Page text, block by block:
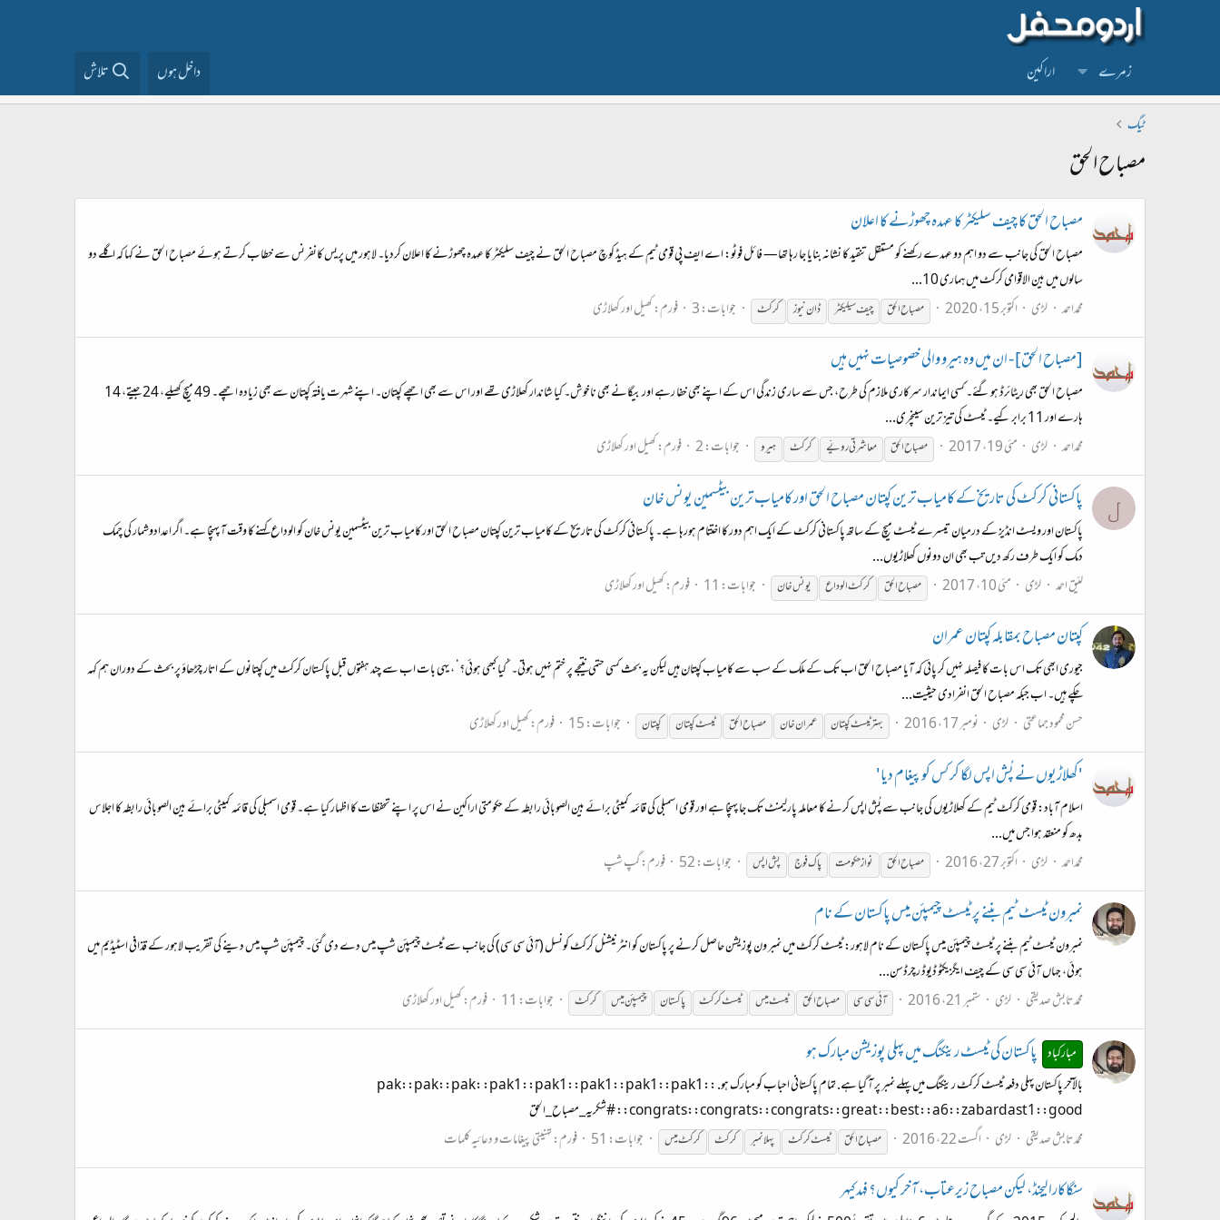
زمرے اراکین داخل ہوں تلاش
ٹیگ
مصباح الحق
مصباح الحق کا چیف سلیکٹر کا عہدہ چھوڑنے کا اعلان
مصباح الحق کی جانب سے دو اہم دو عہدے رکھنے کو مستقل تنقید کا نشانہ بنایا جا رہا تھا— فائل فوٹو: اے ایف پی قومی ٹیم کے ہیڈ کوچ مصباح الحق نے چیف سلیکٹر کا عہدہ چھوڑنے کا اعلان کردیا۔ لاہور میں پریس کانفرنس سے خطاب کرتے ہوئے مصباح الحق نے کہا کہ اگلے دو
سالوں میں بین الاقوامی کرکٹ میں ہماری 10...
محمداحمد لڑی اکتوبر 15، 2020 مصباحالحق چیف سیلیکٹر ڈان نیوز کرکٹ جوابات: 3 فورم:کھیل اور کھلاڑی
[مصباح الحق] - ان میں وہ ہیرو والی خصوصیات نہیں ہیں
مصباح الحق بھی ریٹائرڈ ہو گئے۔ کسی ایماندار سرکاری ملازم کی طرح، جس سے ساری زندگی اس کے اپنے بھی خفا رہے اور بیگانے بھی ناخوش۔ کیا شاندار کھلاڑی تھے اور اس سے بھی اچھے کپتان۔ اپنے شہرت یافتہ کپتان سے بھی زیادہ اچھے۔ 49 میچ کھیلے، 24 جیتے، 14
ہارے اور 11 برابر کیے۔ ٹیسٹ کی تیز ترین سینچری...
محمداحمد لڑی مئی 19، 2017 مصباحالحق معاشرتی رویّے کرکٹ ہیرو جوابات: 2 فورم:کھیل اور کھلاڑی
ل پاکستانی کرکٹ کی تاریخ کے کامیاب ترین کپتان مصباح الحق اور کامیاب ترین بیٹسمین یونس خان
پاکستان اور ویسٹ انڈیز کے درمیان تیسرے ٹیسٹ میچ کے ساتھ پاکستانی کرکٹ کے ایک اہم دور کا اختتام ہورہا ہے۔ پاکستانی کرکٹ کی تاریخ کے کامیاب ترین کپتان مصباح الحق اور کامیاب ترین بیٹسمین یونس خان کو الوداع کہنے کا وقت آ پہنچا ہے۔ اگر اعدادوشمار کی چمک
دمک کو ایک طرف رکھ دیں تب بھی ان دونوں کھلاڑیوں...
لئیق احمد لڑی مئی 10، 2017 مصباحالحق کرکٹ الوداع یونس خان جوابات: 11 فورم:کھیل اور کھلاڑی
کپتان مصباح بمقابلہ کپتان عمران
جیوری ابھی تک اس بات کا فیصلہ نہیں کر پائی کہ آیا مصباح الحق اب تک کے ملک کے سب سے کامیاب کپتان ہیں لیکن یہ بحث کسی حتمی نتیجے پر ختم نہیں ہوتی۔ ’کیا کبھی ہوئی؟‘ ، یہی بات اب سے چند ہفتوں قبل پاکستان کرکٹ میں کپتانوں کے اتار چڑھاؤ پر بحث کے دوران ہم کہہ
چکے ہیں۔ اب جبکہ مصباح الحق انفرادی حیثیت...
حسن محمود جماعتی
لڑی نومبر 17، 2016 بہتر ٹیسٹ کپتان عمران خان مصباحالحق ٹیسٹ کپتان کپتان جوابات: 15 فورم:کھیل اور کھلاڑی
'کھلاڑیوں نے پُش اپس لگا کر کس کو پیغام دیا'
اسلام آباد: قومی کرکٹ ٹیم کے کھلاڑیوں کی جانب سے پُش اپس کرنے کا معاملہ پارلیمنٹ تک جا پہنچا ہے اور قومی اسمبلی کی قائمہ کمیٹی برائے بین الصوبائی رابطہ کے حکومتی اراکین نے اس پر اپنے تحفظات کا اظہار کیا ہے۔ قومی اسمبلی کی قائمہ کمیٹی برائے بین الصوبائی رابطہ کا اجلاس
بدھ کو منعقد ہوا جس میں...
محمداحمد لڑی اکتوبر 27، 2016 مصباحالحق نواز حکومت پاک فوج پش اپس جوابات: 52 فورم:گپ شپ
نمبرون ٹیسٹ ٹیم بننے پر ٹیسٹ چیمپئن میس پاکستان کے نام
نمبرون ٹیسٹ ٹیم بننے پر ٹیسٹ چیمپئن میس پاکستان کے نام لاہور: ٹیسٹ کرکٹ میں نمبر ون پوزیشن حاصل کرنے پر پاکستان کو انٹرنیشنل کرکٹ کونسل (آئی سی سی) کی جانب سے ٹیسٹ چیمپئن شپ میس دے دی گئی۔ چیمپئن شپ میس دینے کی تقریب لاہور کے قذافی اسٹیڈیم میں
ہوئی، جہاں آئی سی سی کے چیف ایگزیکٹو ڈیوڈ رچرڈسن...
محمد تابش صدیقی
لڑی ستمبر 21، 2016 آئی سی سی مصباحالحق ٹیسٹ میس ٹیسٹ کرکٹ پاکستان چیمپئن میس کرکٹ جوابات: 11 فورم:کھیل اور کھلاڑی
مبارکباد پاکستان کی ٹیسٹ رینکنگ میں پہلی پوزیشن مبارک ہو
بالآخر پاکستان پہلی دفعہ ٹیسٹ کرکٹ رینکنگ میں پہلے نمبر پر آ گیا ہے. تمام پاکستانی احباب کو مبارک ہو. :pak::pak::pak: :pak1::pak1::pak1::pak1::pak1:
:congrats::congrats::congrats::great::best::a6::zabardast1::good: #شکریہ_مصباح_الحق
محمد تابش صدیقی
لڑی اگست 22، 2016 مصباحالحق ٹیسٹ کرکٹ پہلا نمبر کرکٹ کرکٹ میس جوابات: 51 فورم:تہنیتی پیغامات و دعائیہ کلمات
سنگاکارا لیجنڈ، لیکن مصباح زیرعتاب، آخر کیوں؟ فہد کیہر